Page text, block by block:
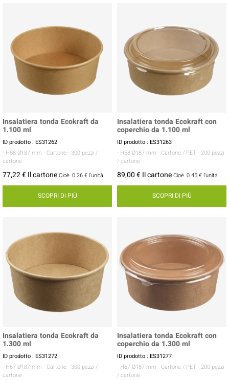
Insalatiera tonda Ecokraft da
1.100 ml
ID prodotto : ES31262
- H58 Ø187 mm - Cartone - 300 pezzi /
cartone
77,22 € Il cartoneCioè 0.26 € l'unità
SCOPRI DI PIÙ
Insalatiera tonda Ecokraft con
coperchio da 1.100 ml
ID prodotto : ES31263
- H58 Ø187 mm - Cartone / PET - 200 pezzi
/ cartone
89,00 € Il cartoneCioè 0.45 € l'unità
SCOPRI DI PIÙ
Insalatiera tonda Ecokraft da
1.300 ml
ID prodotto : ES31272
- H67 Ø187 mm - Cartone - 300 pezzi /
cartone
Insalatiera tonda Ecokraft con
coperchio da 1.300 ml
ID prodotto : ES31277
- H67 Ø187 mm - Cartone / PET - 200 pezzi
/ cartone